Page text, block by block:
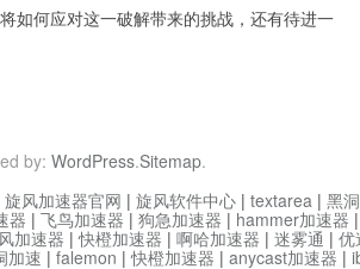
何应对这一破解带来的挑战，还有待进一
by: WordPress.Sitemap.
旋风加速器官网 | 旋风软件中心 | textarea | 黑
器 | 飞鸟加速器 | 狗急加速器 | hammer加速器
加速器 |快橙加速器 | 啊哈加速器 | 迷雾通 | 优
加速 | falemon |快橙加速器 | anycast加速器 |